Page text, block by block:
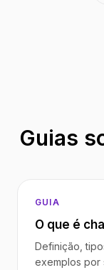
Guias
GUIA
O que é
Definição,
exemplos por